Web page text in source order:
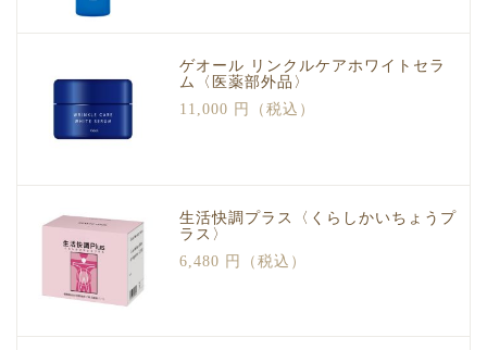
ゲオール リンクルケアホワイトセラ
ム〈医薬部外品〉
11,000 円（税込）
生活快調プラス〈くらしかいちょうプ
ラス〉
6,480 円（税込）